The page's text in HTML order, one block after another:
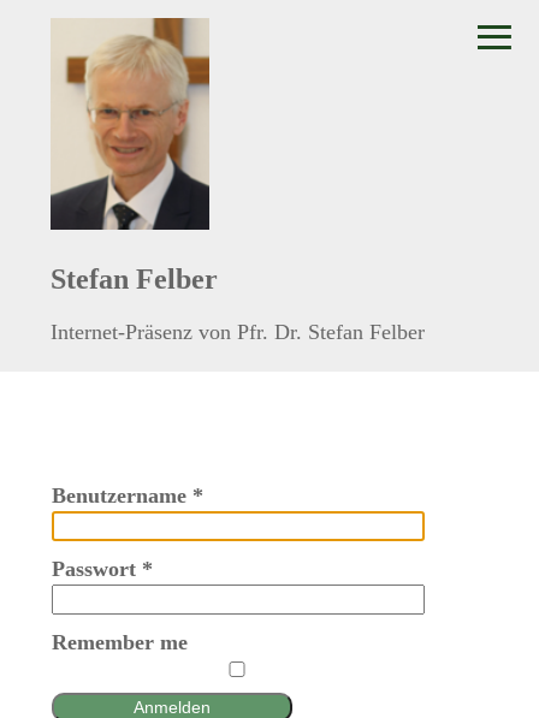
Stefan Felber
Internet-Präsenz von Pfr. Dr. Stefan Felber
Benutzername*
Passwort*
Remember me
Anmelden
≡